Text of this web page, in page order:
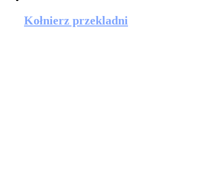
Kołnierz przekladni